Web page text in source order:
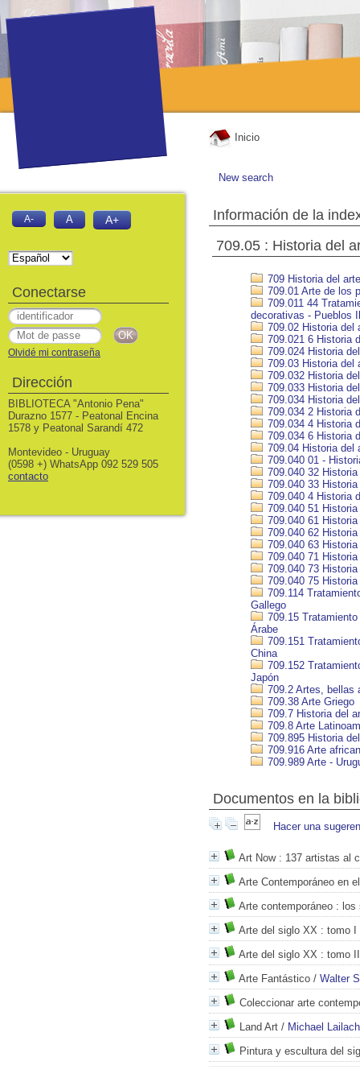
Inicio
New search
Información de la
709.05 : Historia del
709 Historia del arte
709.01 Arte de los
709.011 44
decorativas - Pueblos
709.02 Historia del
709.021 6 Historia
709.024 Historia
709.03 Historia del
709.032 Historia
709.033 Historia
709.034 Historia
709.034 2 Historia
709.034 4 Historia
709.034 6 Historia
709.04 Historia del
709.040 01 -
709.040 32
709.040 33
709.040 4 Historia
709.040 51
709.040 61
709.040 62
709.040 63
709.040 71
709.040 73
709.040 75
709.114
Gallego
709.15
Árabe
709.151
China
709.152
Japón
709.2 Artes, bellas
709.38 Arte Griego
709.7 Historia del
709.8 Arte
709.895 Historia
709.916 Arte
709.989 Arte -
Documentos en la
Hacer una
Art Now: 137 artistas al
Arte Contemporáneo en
Arte contemporáneo :
Arte del siglo XX : tomo I
Arte del siglo XX : tomo II
Arte Fantástico / Walter
Coleccionar arte
Land Art / Michael Lailach
Pintura y escultura del
A- A A+
Conectarse
Olvidé mi contraseña
Dirección
BIBLIOTECA "Antonio Pena"
Durazno 1577 - Peatonal Encina
1578 y Peatonal Sarandí 472
Montevideo - Uruguay
(0598 +) WhatsApp 092 529 505
contacto